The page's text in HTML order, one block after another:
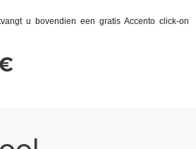
u bovendien een gratis Accento click-on